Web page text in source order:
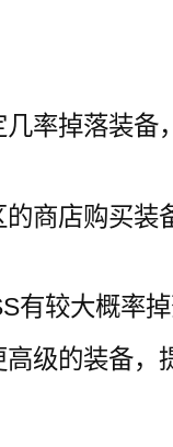
率掉落装备
商店购买装
有较大概率
级的装备，